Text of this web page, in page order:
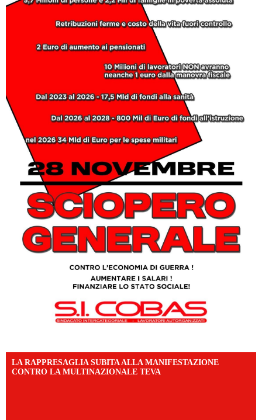
LA RAPPRESAGLIA SUBITA ALLA MANIFESTAZIONE
CONTRO LA MULTINAZIONALE TEVA